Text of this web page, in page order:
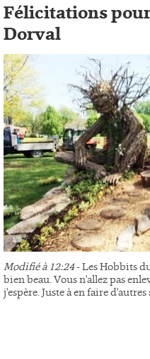
Félicitations
Dorval
Modifié à 12:24- Les Hobbits
bien beau. Vous n'allez pas
j'espère. Juste à en faire